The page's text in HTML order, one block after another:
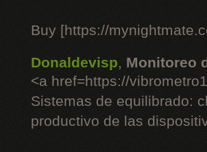
Buy [https://
Donaldevisp, Monitoreo
<a href=https://
Sistemas de equilibrado:
productivo de las